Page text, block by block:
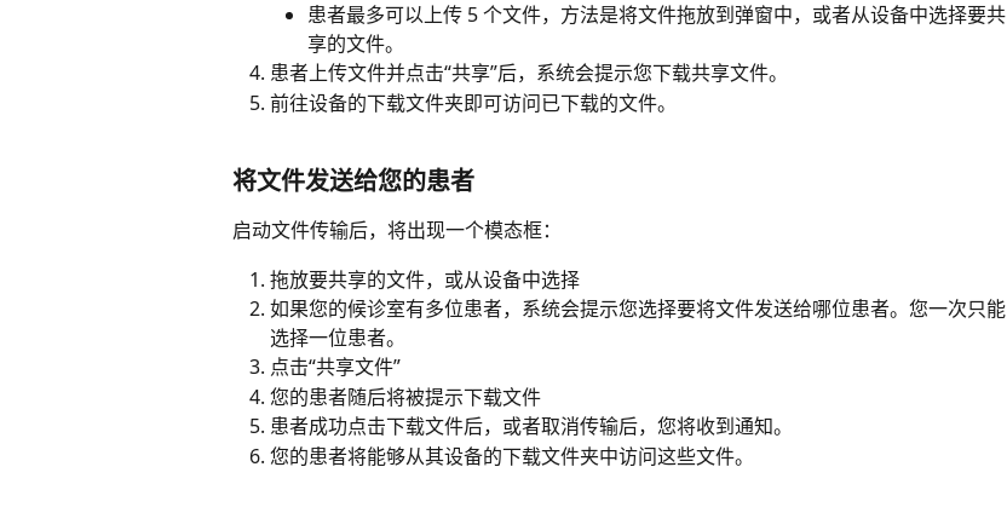
患者最多可以上传 5 个文件，方法是将文件拖放到弹窗中，或者从设备中选择要共
享的文件。
患者上传文件并点击“共享”后，系统会提示您下载共享文件。
前往设备的下载文件夹即可访问已下载的文件。
将文件发送给您的患者
启动文件传输后，将出现一个模态框：
拖放要共享的文件，或从设备中选择
如果您的候诊室有多位患者，系统会提示您选择要将文件发送给哪位患者。您一次只能
选择一位患者。
点击“共享文件”
您的患者随后将被提示下载文件
患者成功点击下载文件后，或者取消传输后，您将收到通知。
您的患者将能够从其设备的下载文件夹中访问这些文件。